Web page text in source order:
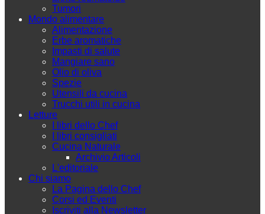
Tumori
Mondo alimentare
Alimentazione
Erbe aromatiche
Impasti di salute
Mangiare sano
Olio di oliva
Spezie
Utensili da cucina
Trucchi utili in cucina
Letture
I libri dello Chef
I libri consigliati
Cucina Naturale
Archivio Articoli
L'editoriale
Chi siamo
La Pagina dello Chef
Corsi ed Eventi
Iscriviti alla Newsletter